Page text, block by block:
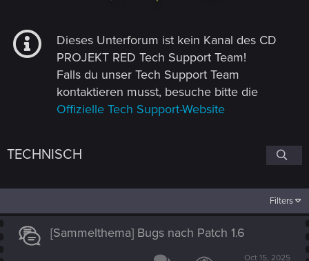
Dieses Unterforum ist kein Kanal des CD
PROJEKT RED Tech Support Team!
Falls du unser Tech Support Team
kontaktieren musst, besuche bitte die
Offizielle Tech Support-Website
TECHNISCH
Filters
[Sammelthema] Bugs nach Patch 1.6
Oct 15, 2025